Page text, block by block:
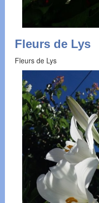
Fleurs de Lys
Fleurs de Lys